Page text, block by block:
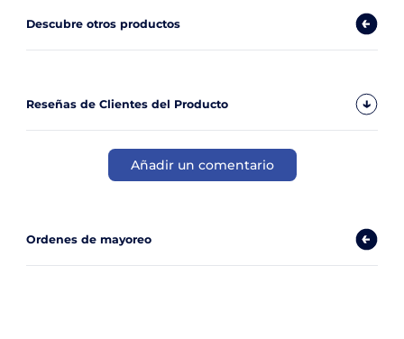
Descubre otros productos
Reseñas de Clientes del Producto
Añadir un comentario
Ordenes de mayoreo